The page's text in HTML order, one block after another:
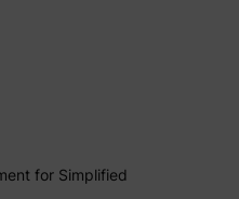
for Simplified